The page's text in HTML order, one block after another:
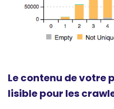
Le contenu de votre
lisible pour les